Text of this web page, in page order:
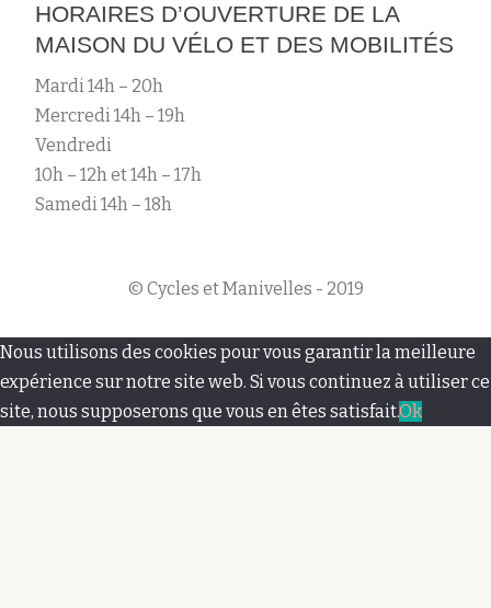
HORAIRES D’OUVERTURE DE LA
MAISON DU VÉLO ET DES MOBILITÉS
Mardi 14h – 20h
Mercredi 14h – 19h
Vendredi
10h – 12h et 14h – 17h
Samedi 14h – 18h
© Cycles et Manivelles - 2019
M
e
n
Nous utilisons des cookies pour vous garantir la meilleure
expérience sur notre site web. Si vous continuez à utiliser ce
site, nous supposerons que vous en êtes satisfait.Ok